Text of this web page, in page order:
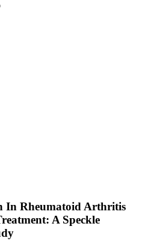
In Rheumatoid Arthritis
A Speckle